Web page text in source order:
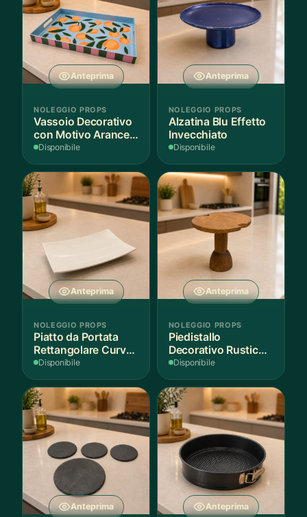
Anteprima
NOLEGGIO PROPS
Vassoio Decorativo
con Motivo Arance e
Foglie
Disponibile
Anteprima
NOLEGGIO PROPS
Alzatina Blu Effetto
Invecchiato
Disponibile
Anteprima
NOLEGGIO PROPS
Piatto da Portata
Rettangolare Curvo
Bianco
Disponibile
Anteprima
NOLEGGIO PROPS
Piedistallo
Decorativo Rustico
in Legno
Disponibile
Anteprima Anteprima